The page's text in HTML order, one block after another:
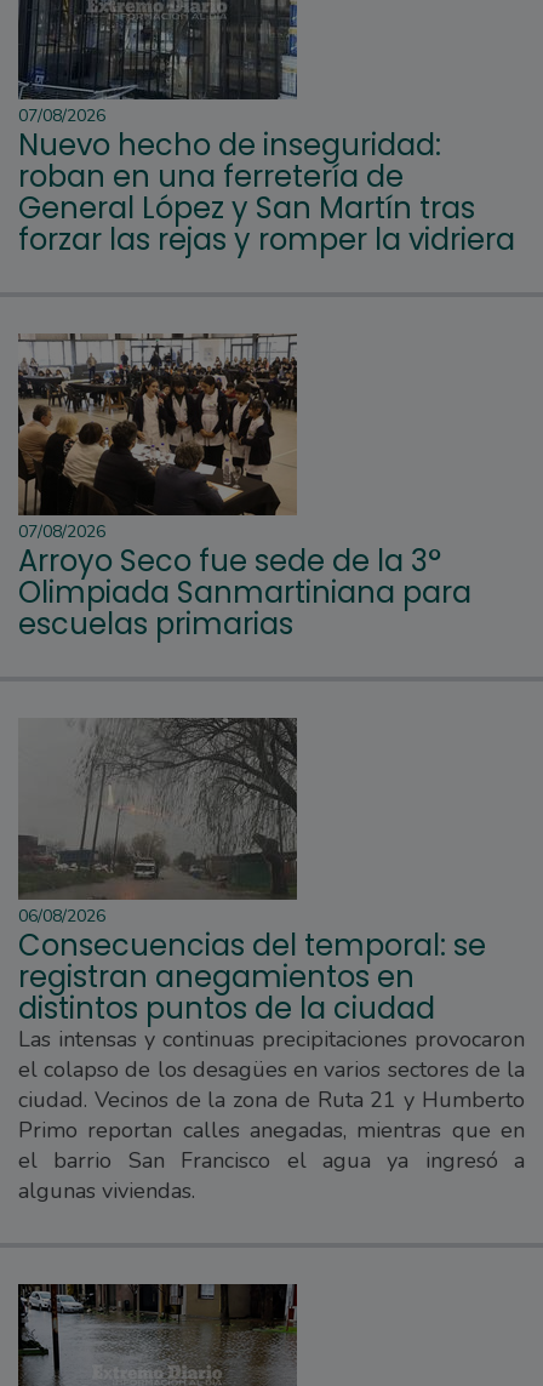
07/08/2026
Nuevo hecho de inseguridad:
roban en una ferretería de
General López y San Martín tras
forzar las rejas y romper la vidriera
07/08/2026
Arroyo Seco fue sede de la 3°
Olimpiada Sanmartiniana para
escuelas primarias
06/08/2026
Consecuencias del temporal: se
registran anegamientos en
distintos puntos de la ciudad
Las intensas y continuas precipitaciones provocaron
el colapso de los desagües en varios sectores de la
ciudad. Vecinos de la zona de Ruta 21 y Humberto
Primo reportan calles anegadas, mientras que en
el barrio San Francisco el agua ya ingresó a
algunas viviendas.